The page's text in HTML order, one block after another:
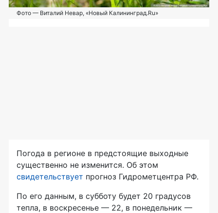
Фото — Виталий Невар, «Новый Калининград.Ru»
Погода в регионе в предстоящие выходные
существенно не изменится. Об этом
свидетельствует прогноз Гидрометцентра РФ.
По его данным, в субботу будет 20 градусов
тепла, в воскресенье — 22, в понедельник —